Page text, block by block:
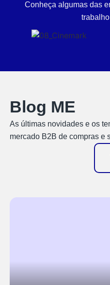
Conheça algumas das
Blog ME
As últimas novidades e os
mercado B2B de compras e